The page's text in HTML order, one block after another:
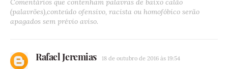
Comentários que contenham palavras de baixo calão
(palavrões),conteúdo ofensivo, racista ou homofóbico serão
apagados sem prévio aviso.
Rafael Jeremias 18 de outubro de 2016 às 19:54